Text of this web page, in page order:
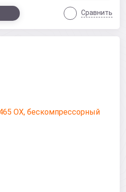
Сравнить